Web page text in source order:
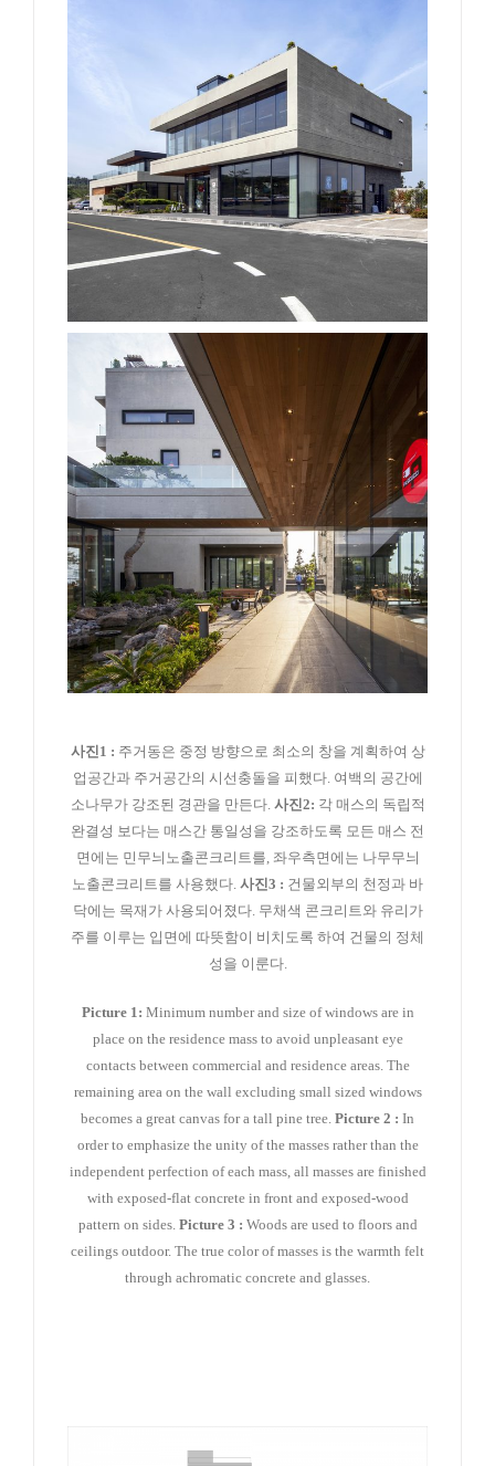
사진1 : 주거동은 중정 방향으로 최소의 창을 계획하여 상
업공간과 주거공간의 시선충돌을 피했다. 여백의 공간에
소나무가 강조된 경관을 만든다. 사진2: 각 매스의 독립적
완결성 보다는 매스간 통일성을 강조하도록 모든 매스 전
면에는 민무늬노출콘크리트를, 좌우측면에는 나무무늬
노출콘크리트를 사용했다. 사진3 : 건물외부의 천정과 바
닥에는 목재가 사용되어졌다. 무채색 콘크리트와 유리가
주를 이루는 입면에 따뜻함이 비치도록 하여 건물의 정체
성을 이룬다.
Picture 1: Minimum number and size of windows are in
place on the residence mass to avoid unpleasant eye
contacts between commercial and residence areas. The
remaining area on the wall excluding small sized windows
becomes a great canvas for a tall pine tree. Picture 2 : In
order to emphasize the unity of the masses rather than the
independent perfection of each mass, all masses are finished
with exposed-flat concrete in front and exposed-wood
pattern on sides. Picture 3 : Woods are used to floors and
ceilings outdoor. The true color of masses is the warmth felt
through achromatic concrete and glasses.